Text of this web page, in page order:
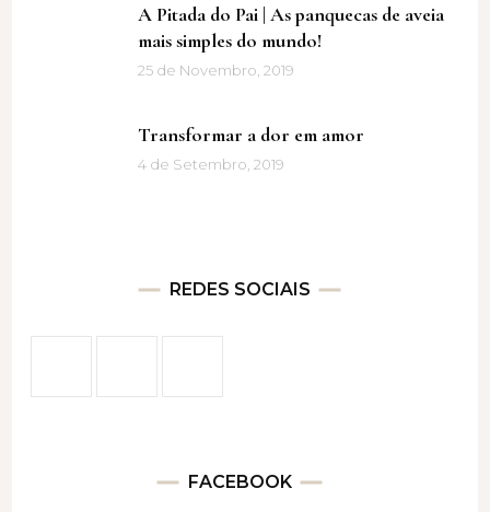
A Pitada do Pai | As panquecas de aveia
mais simples do mundo!
25 de Novembro, 2019
Transformar a dor em amor
4 de Setembro, 2019
REDES SOCIAIS
FACEBOOK